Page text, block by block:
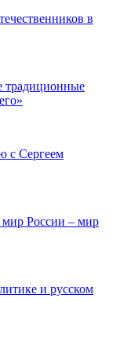
в
традиционные
с Сергеем
мир России – мир
и русском